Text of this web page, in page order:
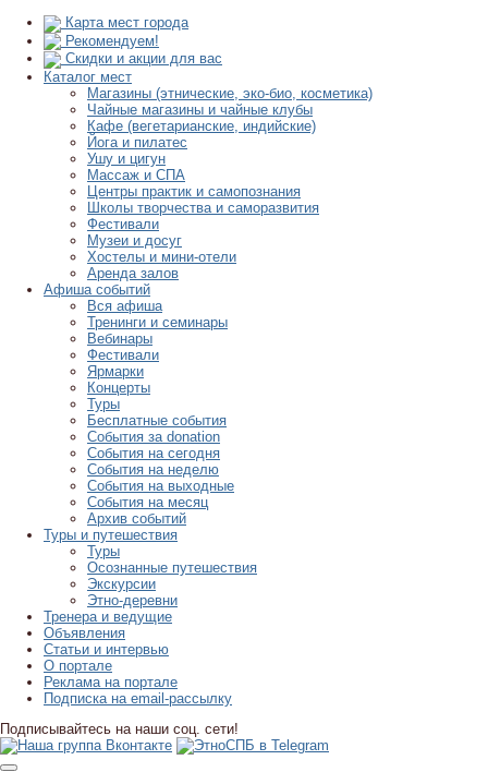
Карта мест города
Рекомендуем!
Скидки и акции для вас
Каталог мест
Магазины (этнические, эко-био, косметика)
Чайные магазины и чайные клубы
Кафе (вегетарианские, индийские)
Йога и пилатес
Ушу и цигун
Массаж и СПА
Центры практик и самопознания
Школы творчества и саморазвития
Фестивали
Музеи и досуг
Хостелы и мини-отели
Аренда залов
Афиша событий
Вся афиша
Тренинги и семинары
Вебинары
Фестивали
Ярмарки
Концерты
Туры
Бесплатные события
События за donation
События на сегодня
События на неделю
События на выходные
События на месяц
Архив событий
Туры и путешествия
Туры
Осознанные путешествия
Экскурсии
Этно-деревни
Тренера и ведущие
Объявления
Статьи и интервью
О портале
Реклама на портале
Подписка на email-рассылку
Подписывайтесь на наши соц. сети!